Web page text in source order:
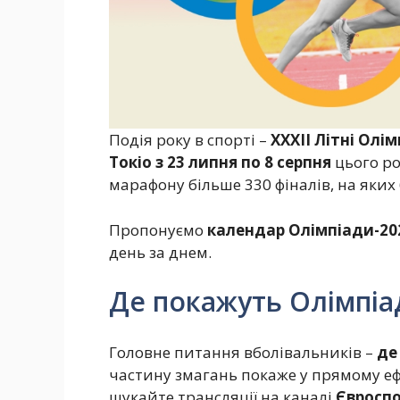
Подія року в спорті – XXXII Літні
Токіо з 23 липня по 8 серпня цього
марафону більше 330 фіналів, на яких
Пропонуємо календар Олімпіади-
день за днем.
Де покажуть
Головне питання вболівальників – де
частину змагань покаже у прямому